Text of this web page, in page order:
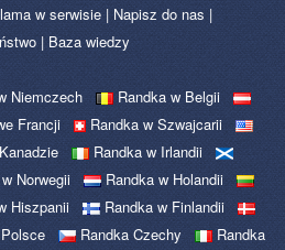
w serwisie |Napisz do nas |
|Baza wiedzy
Niemczech
Randka w Belgii
Francji
Randka w Szwajcarii
Randka w Irlandii
Norwegii
Randka w Holandii
Hiszpanii
Randka w Finlandii
Randka Czechy
Randka